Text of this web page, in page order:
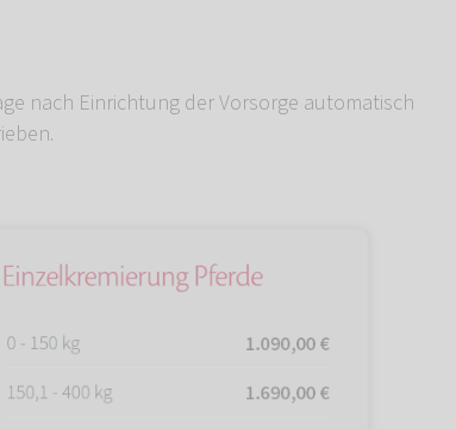
nach Einrichtung der Vorsorge automatisch